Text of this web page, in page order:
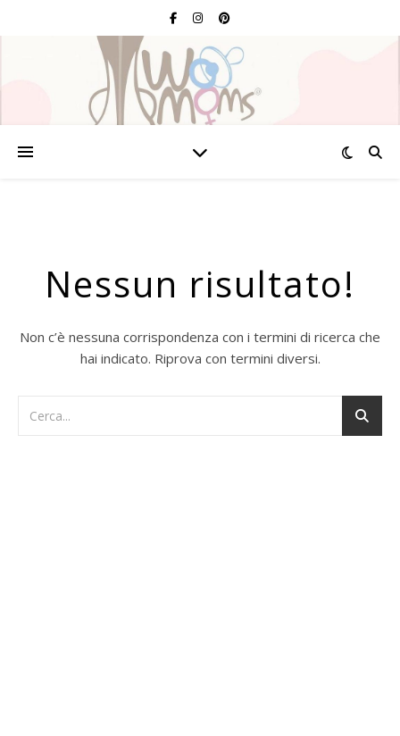
Nessun risultato!
Non c’è nessuna corrispondenza con i termini di ricerca che
hai indicato. Riprova con termini diversi.